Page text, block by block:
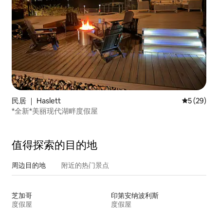
民居 ｜ Haslett 平均评分
5 (29)
*全新*美丽现代湖畔度假屋
值得探索的目的地
周边目的地 附近的热门景点
芝加哥
度假屋
印第安纳波利斯
度假屋